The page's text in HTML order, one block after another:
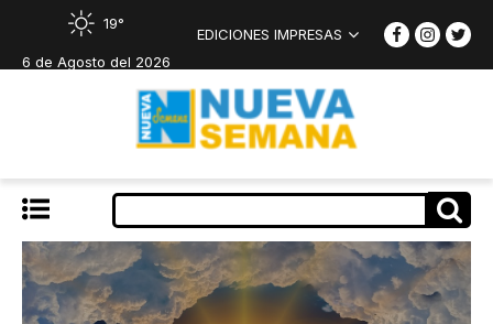
19°
6 de Agosto del 2026
EDICIONES IMPRESAS